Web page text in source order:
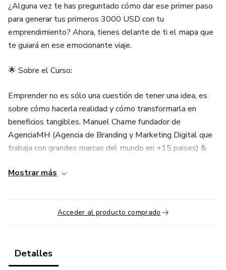
¿Alguna vez te has preguntado cómo dar ese primer paso
para generar tus primeros 3000 USD con tu
emprendimiento? Ahora, tienes delante de ti el mapa que
te guiará en ese emocionante viaje.
🌟 Sobre el Curso:
Emprender no es sólo una cuestión de tener una idea, es
sobre cómo hacerla realidad y cómo transformarla en
beneficios tangibles. Manuel Chame fundador de
AgenciaMH (Agencia de Branding y Marketing Digital que
trabaja con grandes marcas del mundo en +15 paises) &
MasterSeducción) a partir de su valiosa experiencia
esa meta que parece lejana pero es absolutamente
alcanzable: tus primeros 3000 USD.
Mis 10 Mandamientos: Los principios inquebrantables que
Mostrar más
Acceder al producto comprado
Detalles